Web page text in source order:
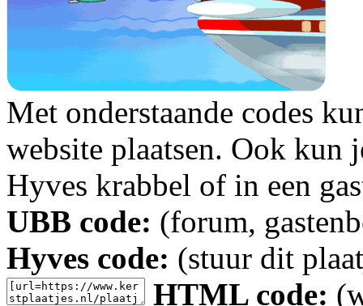
Met onderstaande codes
website plaatsen. Ook kun
Hyves krabbel of in een
UBB code: (forum,
Hyves code: (stuur dit
HTML code: